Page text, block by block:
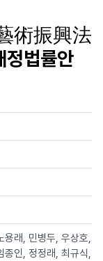
術振興法
정법률안
용래, 민병두, 우상호,
종인, 정정래, 최규식,